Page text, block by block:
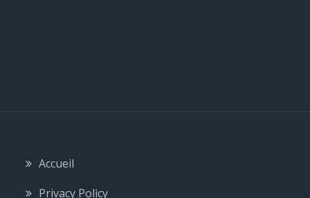
Accueil
Privacy Policy